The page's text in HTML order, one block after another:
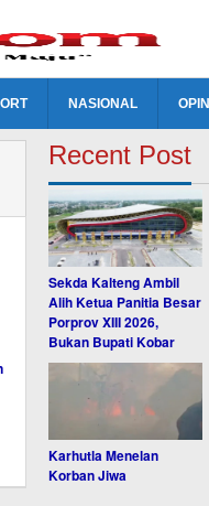
NASIONAL OPINI
Recent Post
Sekda Kalteng Ambil
Alih Ketua Panitia Besar
Porprov XIII 2026,
Bukan Bupati Kobar
Karhutla Menelan
Korban Jiwa